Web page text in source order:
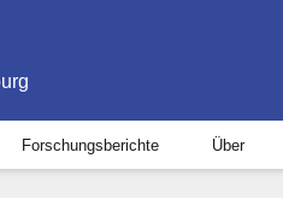
Forschungsberichte Über